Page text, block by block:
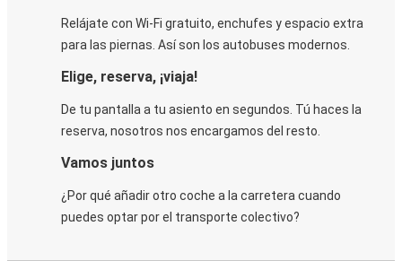
Relájate con Wi-Fi gratuito, enchufes y espacio extra
para las piernas. Así son los autobuses modernos.
Elige, reserva, ¡viaja!
De tu pantalla a tu asiento en segundos. Tú haces la
reserva, nosotros nos encargamos del resto.
Vamos juntos
¿Por qué añadir otro coche a la carretera cuando
puedes optar por el transporte colectivo?